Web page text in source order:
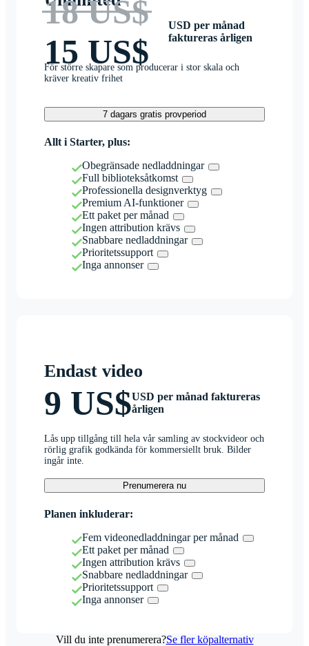
18 US$
15 US$
USD per månad
faktureras årligen
För större skapare som producerar i stor skala och
kräver kreativ frihet
7 dagars gratis provperiod
Allt i Starter, plus:
Obegränsade nedladdningar
Full biblioteksåtkomst
Professionella designverktyg
Premium AI-funktioner
Ett paket per månad
Ingen attribution krävs
Snabbare nedladdningar
Prioritetssupport
Inga annonser
Endast video
9 US$USD per månad faktureras
årligen
Lås upp tillgång till hela vår samling av stockvideor och
rörlig grafik godkända för kommersiellt bruk. Bilder
ingår inte.
Prenumerera nu
Planen inkluderar:
Fem videonedladdningar per månad
Ett paket per månad
Ingen attribution krävs
Snabbare nedladdningar
Prioritetssupport
Inga annonser
Vill du inte prenumerera?Se fler köpalternativ